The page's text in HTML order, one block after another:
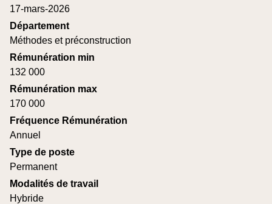
17-mars-2026
Département
Méthodes et préconstruction
Rémunération min
132 000
Rémunération max
170 000
Fréquence Rémunération
Annuel
Type de poste
Permanent
Modalités de travail
Hybride